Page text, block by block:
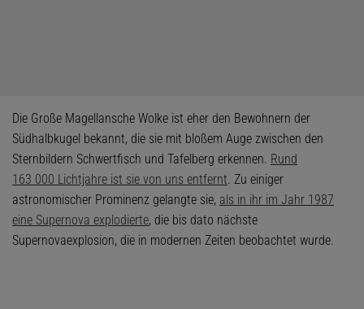
Die Große Magellansche Wolke ist eher den Bewohnern der
Südhalbkugel bekannt, die sie mit bloßem Auge zwischen den
Sternbildern Schwertfisch und Tafelberg erkennen. Rund
163 000 Lichtjahre ist sie von uns entfernt. Zu einiger
astronomischer Prominenz gelangte sie, als in ihr im Jahr 1987
eine Supernova explodierte, die bis dato nächste
Supernovaexplosion, die in modernen Zeiten beobachtet wurde.